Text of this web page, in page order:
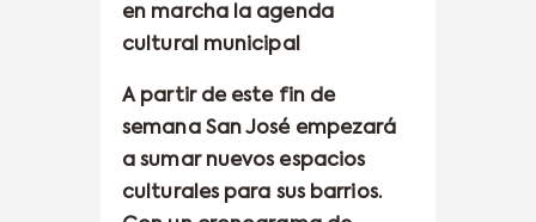
en marcha la agenda
cultural municipal
A partir de este fin de
semana San José empezará
a sumar nuevos espacios
culturales para sus barrios.